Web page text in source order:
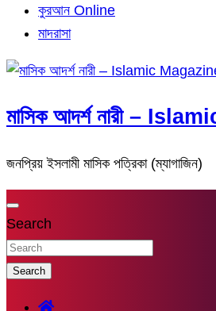
কুরআন Online
মাদরাসা
মাসিক আদর্শ নারী –
জনপ্রিয় ইসলামী মাসিক পত্রিকা (ম্যাগাজিন)
Search
Search